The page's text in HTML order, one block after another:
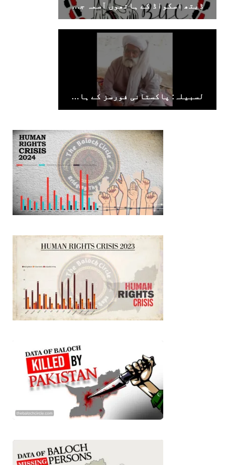
ڈیتھ اسکواڈ کے ہاتھوں آسمہ جتک کے والد کا قتل بلوچستان میں جاری جبر کا تسلسل ہے۔ بی وائی سی
لسبیلہ: پاکستانی فورسز کے ہاتھوں جبری لاپتا کیے گئے بزرگ شخص کی لاش برآمد